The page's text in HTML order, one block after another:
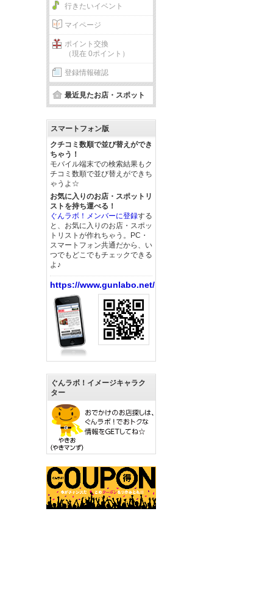
行きたいイベント
マイページ
ポイント交換
（現在 0ポイント）
登録情報確認
最近見たお店・スポット
スマートフォン版
クチコミ数順で並び替えができ
ちゃう！
モバイル端末での検索結果もク
チコミ数順で並び替えができち
ゃうよ☆
お気に入りのお店・スポットリ
ストを持ち運べる！
ぐんラボ！メンバーに登録する
と、お気に入りのお店・スポッ
トリストが作れちゃう。PC・
スマートフォン共通だから、い
つでもどこでもチェックできる
よ♪
https://www.gunlabo.net/
ぐんラボ！イメージキャラク
ター